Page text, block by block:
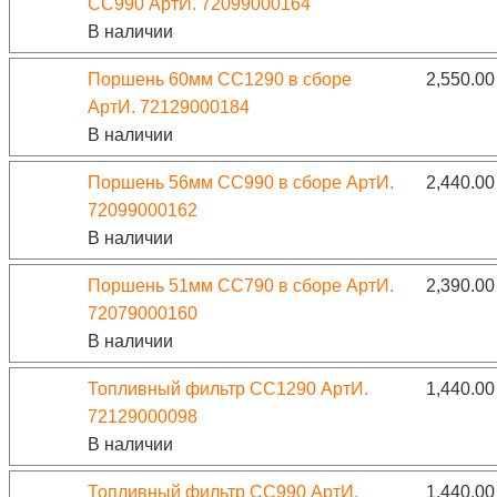
CC990 АртИ. 72099000164
В наличии
Поршень 60мм CC1290 в сборе
АртИ. 72129000184
В наличии
Поршень 56мм CC990 в сборе АртИ.
72099000162
В наличии
Поршень 51мм CC790 в сборе АртИ.
72079000160
В наличии
Топливный фильтр CC1290 АртИ.
72129000098
В наличии
Топливный фильтр CC990 АртИ.